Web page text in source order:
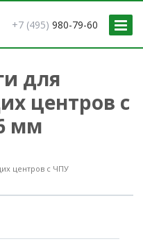
+7 (495) 980-79-60
для
центров с
мм
центров с ЧПУ